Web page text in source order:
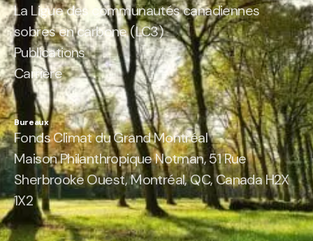
La Ligue des communautés canadiennes
sobres en carbone (LC3)
Publications
Carrière
Bureaux
Fonds Climat du Grand Montréal
Maison Philanthropique Notman, 51 Rue
Sherbrooke Ouest, Montréal, QC, Canada H2X
1X2